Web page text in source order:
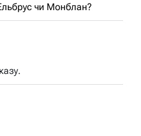
чи Монблан?